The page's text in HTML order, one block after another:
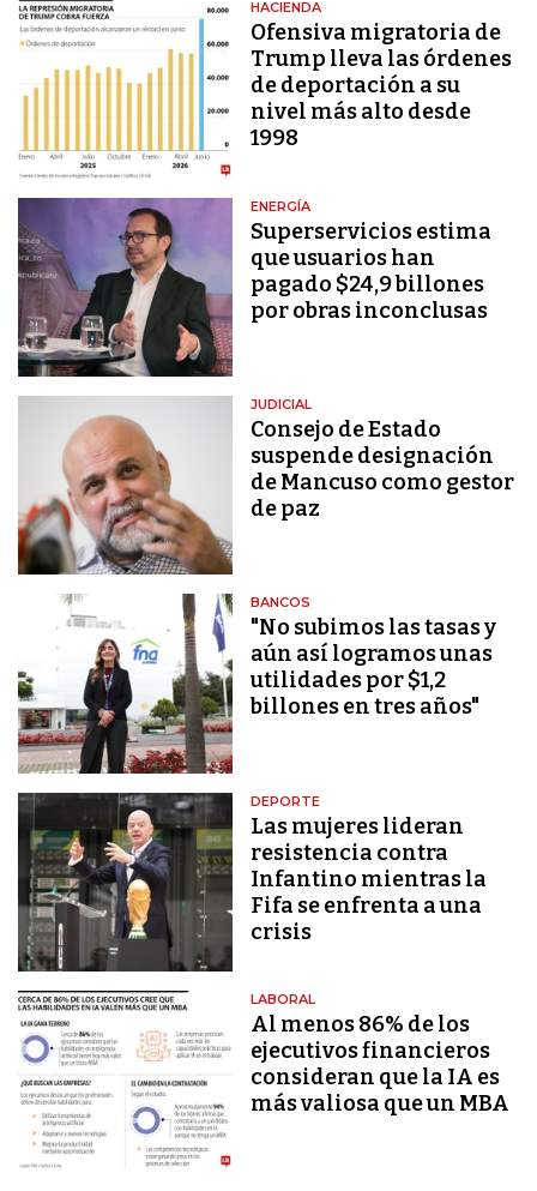
HACIENDA
Ofensiva migratoria de
Trump lleva las órdenes
de deportación a su
nivel más alto desde
1998
ENERGÍA
Superservicios estima
que usuarios han
pagado $24,9 billones
por obras inconclusas
JUDICIAL
Consejo de Estado
suspende designación
de Mancuso como gestor
de paz
BANCOS
"No subimos las tasas y
aún así logramos unas
utilidades por $1,2
billones en tres años"
DEPORTE
Las mujeres lideran
resistencia contra
Infantino mientras la
Fifa se enfrenta a una
crisis
LABORAL
Al menos 86% de los
ejecutivos financieros
consideran que la IA es
más valiosa que un MBA